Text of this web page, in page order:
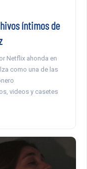
íntimos de
Netflix ahonda en
como una de las
videos y casetes